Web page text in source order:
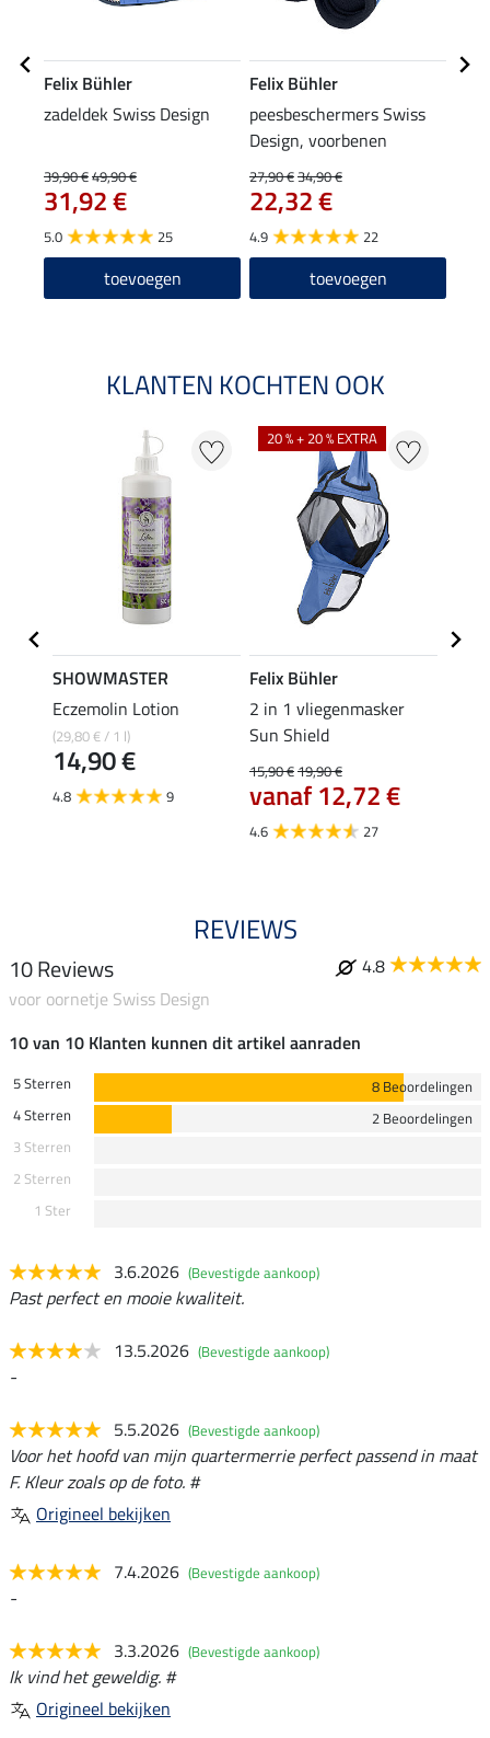
Felix Bühler
zadeldek Swiss Design
39,90 €49,90 €
31,92 €
5.0 25
toevoegen
Felix Bühler
peesbeschermers Swiss
Design, voorbenen
27,90 €34,90 €
22,32 €
4.9 22
toevoegen
KLANTEN KOCHTEN OOK
SHOWMASTER
Eczemolin Lotion
(29,80 € / 1 l)
14,90 €
4.8 9
20 % + 20 % EXTRA
Felix Bühler
2 in 1 vliegenmasker
Sun Shield
15,90 €19,90 €
vanaf 12,72 €
4.6 27
REVIEWS
10 Reviews
4.8
voor oornetje Swiss Design
10 van 10 Klanten kunnen dit artikel aanraden
5 Sterren
8 Beoordelingen
4 Sterren
2 Beoordelingen
3 Sterren
2 Sterren
1 Ster
3.6.2026 (Bevestigde aankoop)
Past perfect en mooie kwaliteit.
13.5.2026 (Bevestigde aankoop)
-
5.5.2026 (Bevestigde aankoop)
Voor het hoofd van mijn quartermerrie perfect passend in maat
F. Kleur zoals op de foto. #
Origineel bekijken
7.4.2026 (Bevestigde aankoop)
-
3.3.2026 (Bevestigde aankoop)
Ik vind het geweldig. #
Origineel bekijken